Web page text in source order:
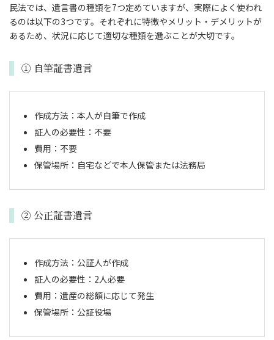
民法では、遺言書の種類を7つ定めていますが、実際によく使われ
るのは以下の3つです。それぞれに特徴やメリット・デメリットが
あるため、状況に応じて適切な種類を選ぶことが大切です。
① 自筆証書遺言
作成方法：本人が自筆で作成
証人の必要性：不要
費用：不要
保管場所：自宅などで本人保管または法務局
② 公正証書遺言
作成方法：公証人が作成
証人の必要性：2人必要
費用：遺産の総額に応じて発生
保管場所：公証役場